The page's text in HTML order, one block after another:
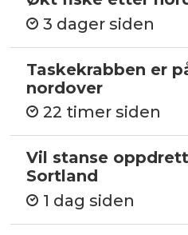
3 dager siden
Taskekrabben er
nordover
22 timer siden
Vil stanse
Sortland
1 dag siden